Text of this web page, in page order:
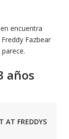
encuentra
Fazbear
años
AT FREDDYS